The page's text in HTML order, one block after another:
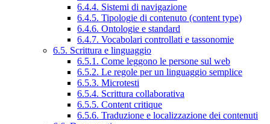
6.4.4. Sistemi di navigazione
6.4.5. Tipologie di contenuto (content type)
6.4.6. Ontologie e standard
6.4.7. Vocabolari controllati e tassonomie
6.5. Scrittura e linguaggio
6.5.1. Come leggono le persone sul web
6.5.2. Le regole per un linguaggio semplice
6.5.3. Microtesti
6.5.4. Scrittura collaborativa
6.5.5. Content critique
6.5.6. Traduzione e localizzazione dei contenuti